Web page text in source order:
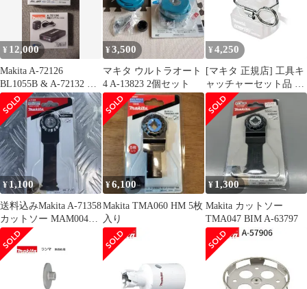
¥ 12,000
Makita A-72126
BL1055B & A-72132 セ
ット
¥3,500
マキタ ウルトラオート
4 A-13823 2個セット
¥ 4,250
[マキタ 正規店] 工具キ
ャッチャーセット品 A-
70851
¥1,100
送料込みMakita A-71358
カットソー MAM004
SK一枚
¥6,100
Makita TMA060 HM 5枚
入り
¥ 1,300
Makita カットソー
TMA047 BIM A-63797